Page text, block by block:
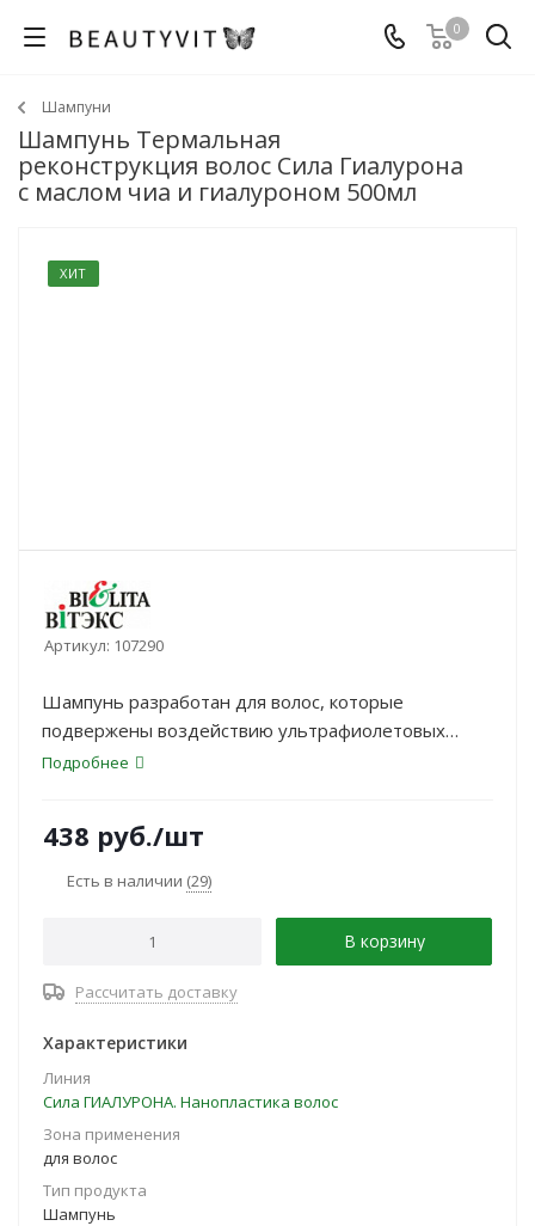
0
Шампуни
Шампунь Термальная
реконструкция волос Сила Гиалурона
с маслом чиа и гиалуроном 500мл
ХИТ
Артикул: 107290
Шампунь разработан для волос, которые
подвержены воздействию ультрафиолетовых
лучей, сушке и укладке феном.
Подробнее
438 руб./шт
Есть в наличии (29)
В корзину
Рассчитать доставку
Характеристики
Линия
Сила ГИАЛУРОНА. Нанопластика волос
Зона применения
для волос
Тип продукта
Шампунь